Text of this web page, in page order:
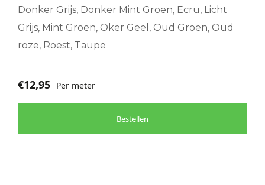
Donker Grijs, Donker Mint Groen, Ecru, Licht
Grijs, Mint Groen, Oker Geel, Oud Groen, Oud
roze, Roest, Taupe
€12,95 Per meter
Bestellen
op
productpagina